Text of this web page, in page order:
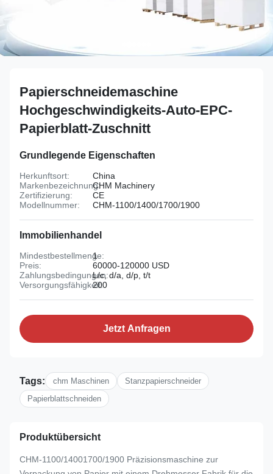
Papierschneidemaschine
Hochgeschwindigkeits-Auto-EPC-
Papierblatt-Zuschnitt
Grundlegende Eigenschaften
Herkunftsort:
China
Markenbezeichnung:CHM Machinery
Zertifizierung:
CE
Modellnummer:
CHM-1100/1400/1700/1900
Immobilienhandel
Mindestbestellmenge:
1
Preis:
60000-120000 USD
Zahlungsbedingungen:L/c, d/a, d/p, t/t
Versorgungsfähigkeit:
200
Jetzt Anfragen
Tags: chm Maschinen
Stanzpapierschneider
Papierblattschneiden
Produktübersicht
CHM-1100/14001700/1900 Präzisionsmaschine zur